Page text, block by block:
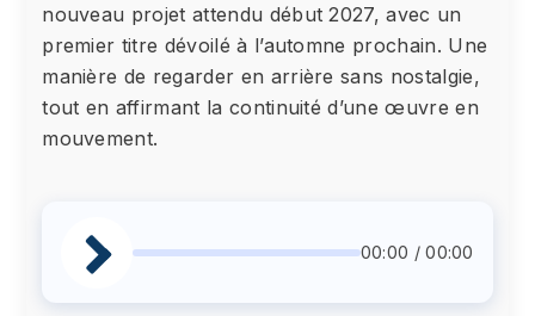
nouveau projet attendu début 2027, avec un
premier titre dévoilé à l’automne prochain. Une
manière de regarder en arrière sans nostalgie,
tout en affirmant la continuité d’une œuvre en
mouvement.
00:00 / 00:00